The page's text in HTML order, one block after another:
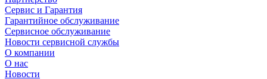
Сервис и Гарантия
Гарантийное обслуживание
Сервисное обслуживание
Новости сервисной службы
О компании
О нас
Новости